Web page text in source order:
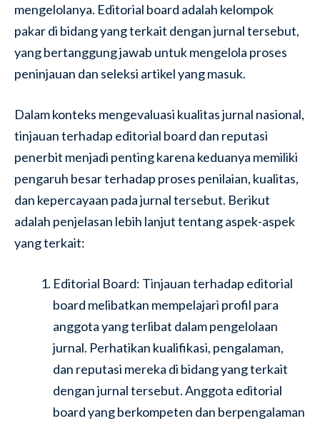
mengelolanya. Editorial board adalah kelompok
pakar di bidang yang terkait dengan jurnal tersebut,
yang bertanggung jawab untuk mengelola proses
peninjauan dan seleksi artikel yang masuk.
Dalam konteks mengevaluasi kualitas jurnal nasional,
tinjauan terhadap editorial board dan reputasi
penerbit menjadi penting karena keduanya memiliki
pengaruh besar terhadap proses penilaian, kualitas,
dan kepercayaan pada jurnal tersebut. Berikut
adalah penjelasan lebih lanjut tentang aspek-aspek
yang terkait:
Editorial Board: Tinjauan terhadap editorial
board melibatkan mempelajari profil para
anggota yang terlibat dalam pengelolaan
jurnal. Perhatikan kualifikasi, pengalaman,
dan reputasi mereka di bidang yang terkait
dengan jurnal tersebut. Anggota editorial
board yang berkompeten dan berpengalaman